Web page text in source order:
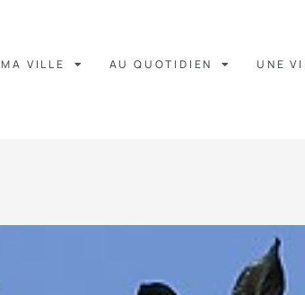
MA VILLE AU QUOTIDIEN UNE